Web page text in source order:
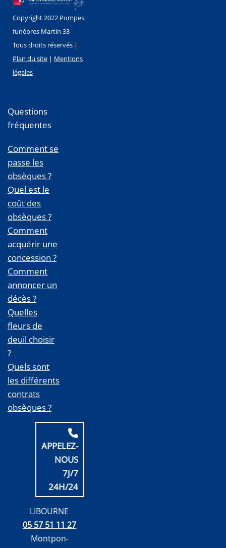
Copyright 2022 Pompes
funèbres Martin 33
Tous droits réservés |
Plan du site | Mentions
légales
Questions
fréquentes
Comment se
passe les
obsèques ?
Quel est le
coût des
obsèques ?
Comment
acquérir une
concession ?
Comment
annoncer un
décès ?
Quelles
fleurs de
deuil choisir
?
Quels sont
les différents
contrats
obsèques ?
APPELEZ-
NOUS
7J/7
24H/24
LIBOURNE
05 57 51 11 27
Montpon-